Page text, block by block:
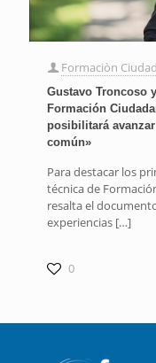
Formaciòn
Gustavo Troncoso
Formación
posibilitará
común»
Para destacar los
técnica de
resalta el
experiencias […]
0